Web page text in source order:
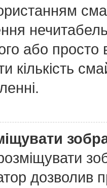
або
кількість
дозволив